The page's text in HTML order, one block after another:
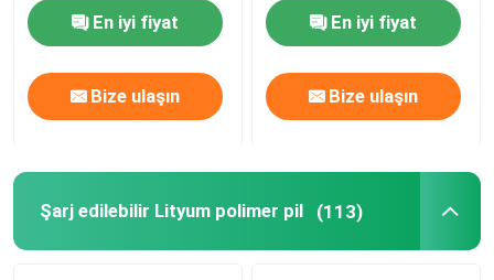
En iyi fiyat
Bize ulaşın
En iyi fiyat
Bize ulaşın
Şarj edilebilir Lityum polimer pil (113)